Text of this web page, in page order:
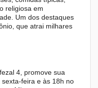
religiosa em
Um dos destaques
que atrai milhares
4, promove sua
feira e às 18h no